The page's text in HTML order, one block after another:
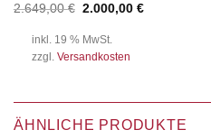
2.649,00€ Ursprünglicher
2.649,00 €
2.000,00 €Aktueller
inkl. 19 % MwSt.
zzgl. Versandkosten
ÄHNLICHE PRODUKTE